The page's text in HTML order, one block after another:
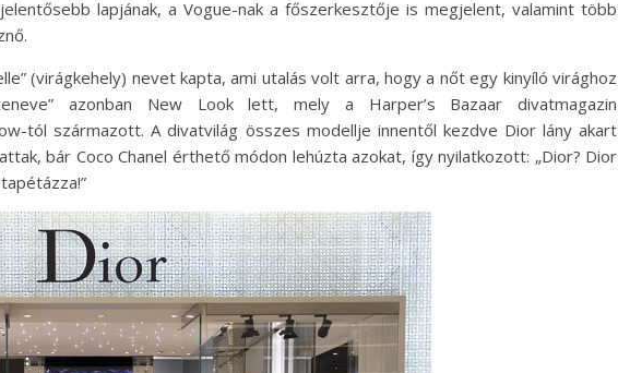
lapjának, a Vogue-nak a főszerkesztője is megjelent, valamint több
(virágkehely) nevet kapta, ami utalás volt arra, hogy a nőt egy kinyíló virághoz
azonban New Look lett, mely a Harper’s Bazaar divatmagazin
tól származott. A divatvilág összes modellje innentől kezdve Dior lány akart
bár Coco Chanel érthető módon lehúzta azokat, így nyilatkozott: „Dior? Dior